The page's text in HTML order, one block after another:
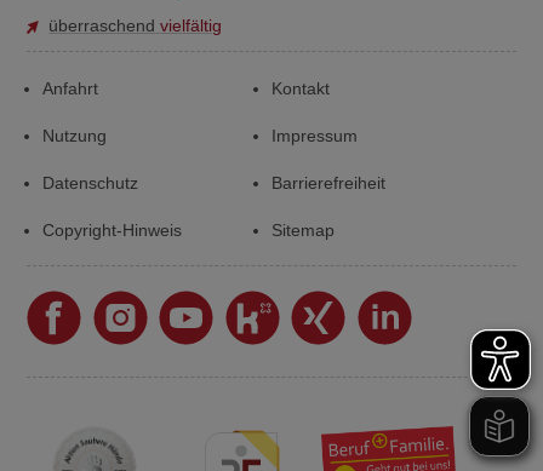
überraschendvielfältig
Anfahrt Kontakt
Nutzung Impressum
Datenschutz Barrierefreiheit
Copyright-Hinweis Sitemap